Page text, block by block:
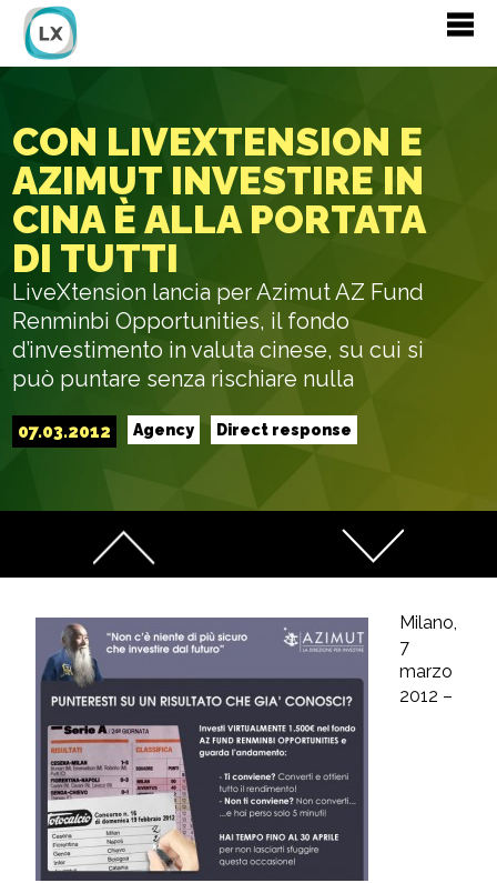
CON LIVEXTENSION E
AZIMUT INVESTIRE IN
CINA È ALLA PORTATA
DI TUTTI
LiveXtension lancia per Azimut AZ Fund
Renminbi Opportunities, il fondo
d’investimento in valuta cinese, su cui si
può puntare senza rischiare nulla
07.03.2012 Agency Direct response
Milano,
7
marzo
2012 –